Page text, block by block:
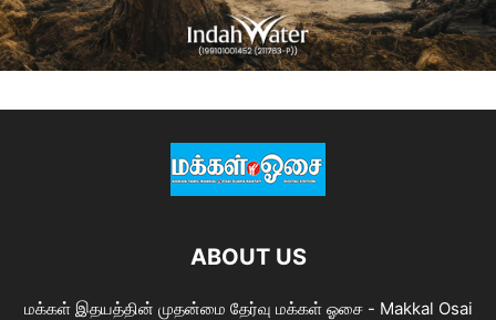
ABOUT US
மக்கள் இதயத்தின் முதன்மை தேர்வு மக்கள் ஓசை - Makkal Osai